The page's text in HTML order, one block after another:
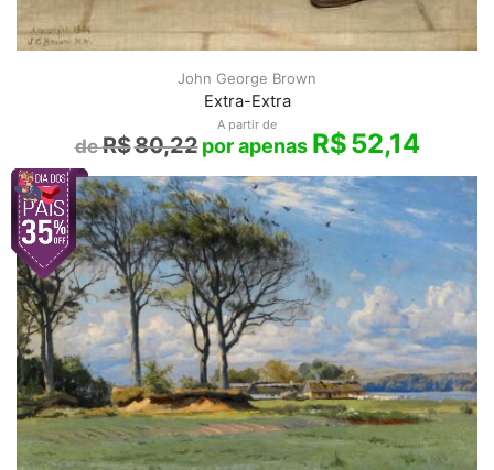
John George Brown
Extra-Extra
A partir de
R$80,22 R$52,14